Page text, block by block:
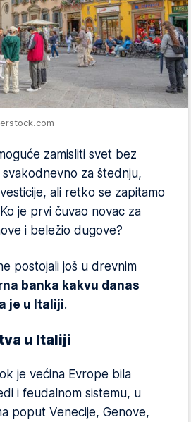
zamisliti svet bez
svakodnevno za štednju,
ali retko se zapitamo
je prvi čuvao novac za
i beležio dugove?
postojali još u drevnim
banka kakvu danas
je u Italiji.
u Italiji
je većina Evrope bila
i feudalnom sistemu, u
poput Venecije, Genove,